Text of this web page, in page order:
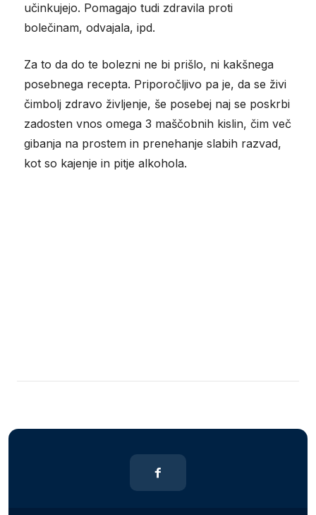
učinkujejo. Pomagajo tudi zdravila proti
bolečinam, odvajala, ipd.
Za to da do te bolezni ne bi prišlo, ni kakšnega
posebnega recepta. Priporočljivo pa je, da se živi
čimbolj zdravo življenje, še posebej naj se poskrbi
zadosten vnos omega 3 maščobnih kislin, čim več
gibanja na prostem in prenehanje slabih razvad,
kot so kajenje in pitje alkohola.